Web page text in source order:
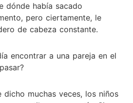
dónde había sacado
pero ciertamente, le
de cabeza constante.
encontrar a una pareja en el
dicho muchas veces, los niños